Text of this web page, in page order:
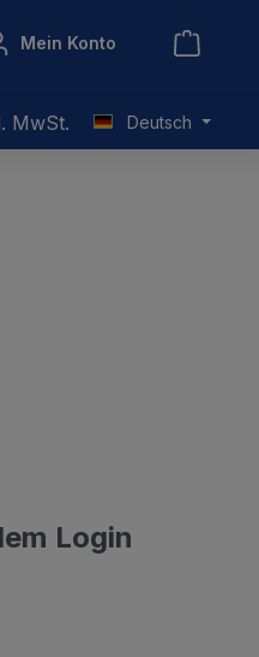
Mein Konto
MwSt. Deutsch
Login